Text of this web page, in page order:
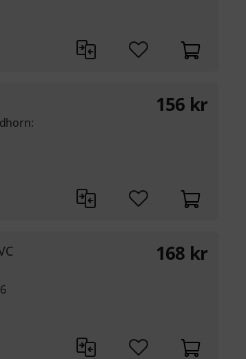
156 kr
168 kr